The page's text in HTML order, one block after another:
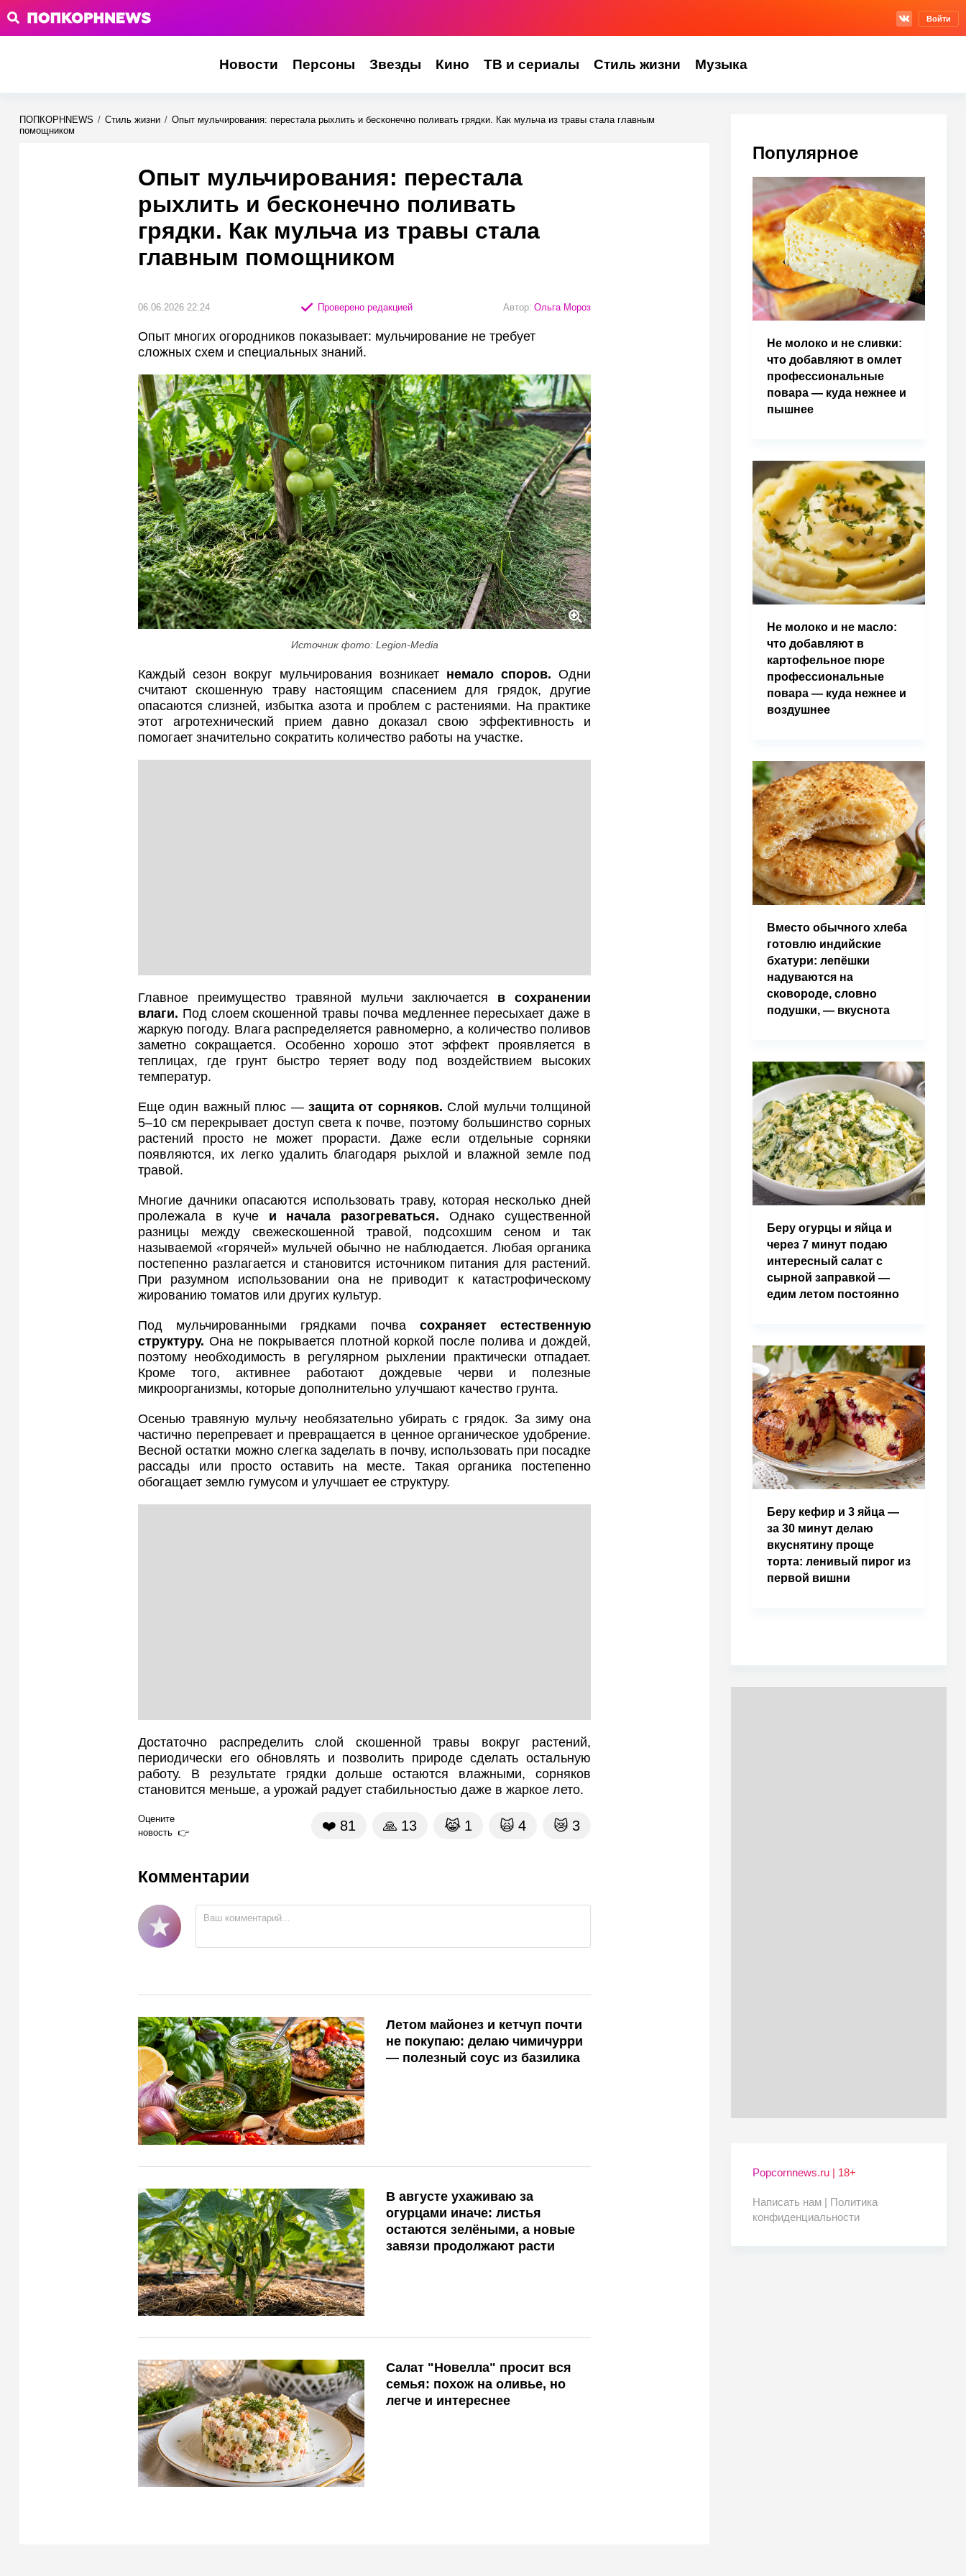
Войти
Новости Персоны Звезды Кино ТВ и сериалы Стиль жизни Музыка
ПОПКОРНNEWS / Стиль жизни / Опыт мульчирования: перестала рыхлить и бесконечно поливать грядки. Как мульча из травы стала главным
помощником
Опыт мульчирования: перестала
рыхлить и бесконечно поливать
грядки. Как мульча из травы стала
главным помощником
06.06.2026 22:24 Проверено редакцией Автор: Ольга Мороз
Опыт многих огородников показывает: мульчирование не требует
сложных схем и специальных знаний.
Источник фото: Legion-Media
Каждый сезон вокруг мульчирования возникает немало споров. Одни
считают скошенную траву настоящим спасением для грядок, другие
опасаются слизней, избытка азота и проблем с растениями. На практике
этот агротехнический прием давно доказал свою эффективность и
помогает значительно сократить количество работы на участке.
Главное преимущество травяной мульчи заключается в сохранении
влаги. Под слоем скошенной травы почва медленнее пересыхает даже в
жаркую погоду. Влага распределяется равномерно, а количество поливов
заметно сокращается. Особенно хорошо этот эффект проявляется в
теплицах, где грунт быстро теряет воду под воздействием высоких
температур.
Еще один важный плюс — защита от сорняков. Слой мульчи толщиной
5–10 см перекрывает доступ света к почве, поэтому большинство сорных
растений просто не может прорасти. Даже если отдельные сорняки
появляются, их легко удалить благодаря рыхлой и влажной земле под
травой.
Многие дачники опасаются использовать траву, которая несколько дней
пролежала в куче и начала разогреваться. Однако существенной
разницы между свежескошенной травой, подсохшим сеном и так
называемой «горячей» мульчей обычно не наблюдается. Любая органика
постепенно разлагается и становится источником питания для растений.
При разумном использовании она не приводит к катастрофическому
жированию томатов или других культур.
Под мульчированными грядками почва сохраняет естественную
структуру. Она не покрывается плотной коркой после полива и дождей,
поэтому необходимость в регулярном рыхлении практически отпадает.
Кроме того, активнее работают дождевые черви и полезные
микроорганизмы, которые дополнительно улучшают качество грунта.
Осенью травяную мульчу необязательно убирать с грядок. За зиму она
частично перепревает и превращается в ценное органическое удобрение.
Весной остатки можно слегка заделать в почву, использовать при посадке
рассады или просто оставить на месте. Такая органика постепенно
обогащает землю гумусом и улучшает ее структуру.
Достаточно распределить слой скошенной травы вокруг растений,
периодически его обновлять и позволить природе сделать остальную
работу. В результате грядки дольше остаются влажными, сорняков
становится меньше, а урожай радует стабильностью даже в жаркое лето.
Оцените
новость
❤️ 81 🙏 13 😹 1 🙀 4 😿 3
Комментарии
Летом майонез и кетчуп почти
не покупаю: делаю чимичурри
— полезный соус из базилика
В августе ухаживаю за
огурцами иначе: листья
остаются зелёными, а новые
завязи продолжают расти
Салат "Новелла" просит вся
семья: похож на оливье, но
легче и интереснее
Популярное
Не молоко и не сливки:
что добавляют в омлет
профессиональные
повара — куда нежнее и
пышнее
Не молоко и не масло:
что добавляют в
картофельное пюре
профессиональные
повара — куда нежнее и
воздушнее
Вместо обычного хлеба
готовлю индийские
бхатури: лепёшки
надуваются на
сковороде, словно
подушки, — вкуснота
Беру огурцы и яйца и
через 7 минут подаю
интересный салат с
сырной заправкой —
едим летом постоянно
Беру кефир и 3 яйца —
за 30 минут делаю
вкуснятину проще
торта: ленивый пирог из
первой вишни
Popcornnews.ru | 18+
Написать нам | Политика
конфиденциальности